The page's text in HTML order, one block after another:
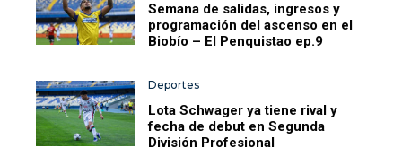
Semana de salidas, ingresos y
programación del ascenso en el
Biobío – El Penquistao ep.9
Deportes
Lota Schwager ya tiene rival y
fecha de debut en Segunda
División Profesional